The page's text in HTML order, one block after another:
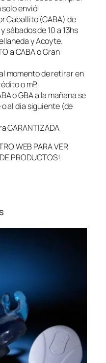
envió!
Caballito (CABA) de
sàbados de 10 a 13hs
y Acoyte.
a CABA o Gran
momento de retirar en
o mP.
o GBA a la mañana se
al día siguiente (de
GARANTIZADA
WEB PARA VER
PRODUCTOS!